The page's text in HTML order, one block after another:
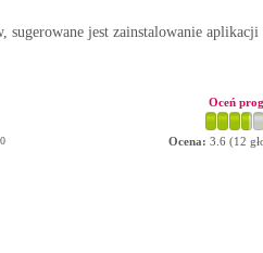
sugerowane jest zainstalowanie aplikacji
Oceń
Ocena: 3.6 (12